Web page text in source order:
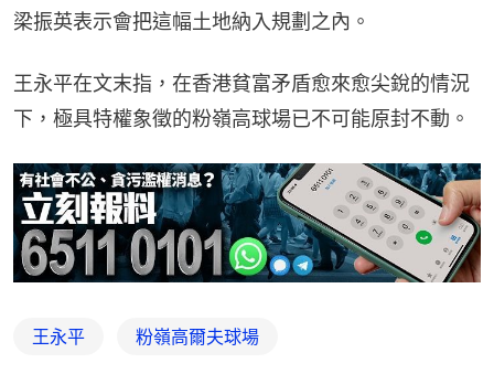
梁振英表示會把這幅土地納入規劃之內。
王永平在文末指，在香港貧富矛盾愈來愈尖銳的情況
下，極具特權象徵的粉嶺高球場已不可能原封不動。
王永平 粉嶺高爾夫球場